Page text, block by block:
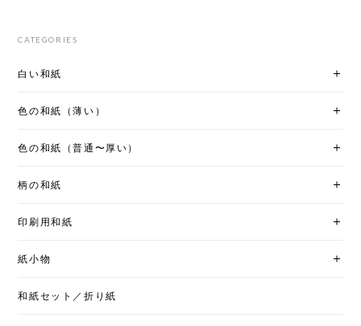
CATEGORIES
白い和紙
色の和紙（薄い）
色の和紙（普通〜厚い）
柄の和紙
印刷用和紙
紙小物
和紙セット／折り紙